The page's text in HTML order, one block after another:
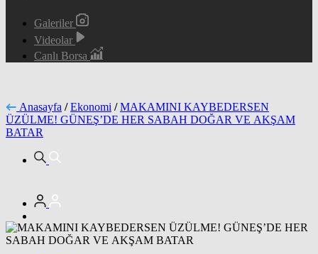
Galeriler
Videolar
Canlı Borsa
Anasayfa / Ekonomi / MAKAMINI KAYBEDERSEN
ÜZÜLME! GÜNEŞ’DE HER SABAH DOĞAR VE AKŞAM
BATAR